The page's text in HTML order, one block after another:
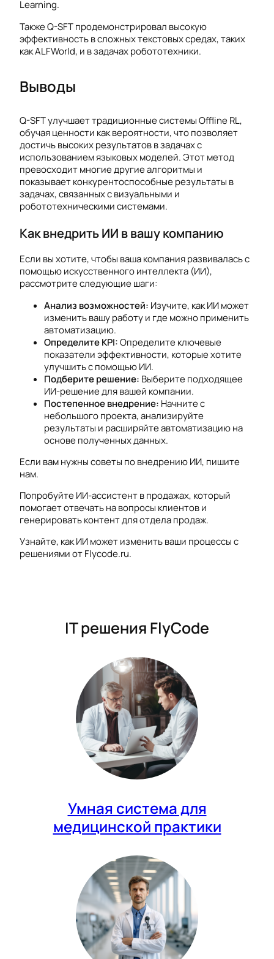
Learning.
Также Q-SFT продемонстрировал высокую
эффективность в сложных текстовых средах, таких
как ALFWorld, и в задачах робототехники.
Выводы
Q-SFT улучшает традиционные системы Offline RL,
обучая ценности как вероятности, что позволяет
достичь высоких результатов в задачах с
использованием языковых моделей. Этот метод
превосходит многие другие алгоритмы и
показывает конкурентоспособные результаты в
задачах, связанных с визуальными и
робототехническими системами.
Как внедрить ИИ в вашу компанию
Если вы хотите, чтобы ваша компания развивалась с
помощью искусственного интеллекта (ИИ),
рассмотрите следующие шаги:
Анализ возможностей: Изучите, как ИИ может
изменить вашу работу и где можно применить
автоматизацию.
Определите KPI:Определите ключевые
показатели эффективности, которые хотите
улучшить с помощью ИИ.
Подберите решение: Выберите подходящее
ИИ-решение для вашей компании.
Постепенное внедрение: Начните с
небольшого проекта, анализируйте
результаты и расширяйте автоматизацию на
основе полученных данных.
Если вам нужны советы по внедрению ИИ, пишите
нам.
Попробуйте ИИ-ассистент в продажах, который
помогает отвечать на вопросы клиентов и
генерировать контент для отдела продаж.
Узнайте, как ИИ может изменить ваши процессы с
решениями от Flycode.ru.
IT решения FlyCode
Умная система для
медицинской практики